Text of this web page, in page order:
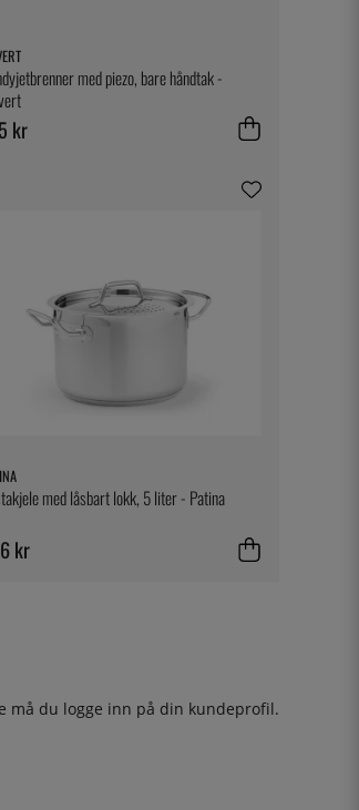
med piezo, bare håndtak -
kr
med låsbart lokk, 5 liter - Patina
kr
må du logge inn på din kundeprofil.